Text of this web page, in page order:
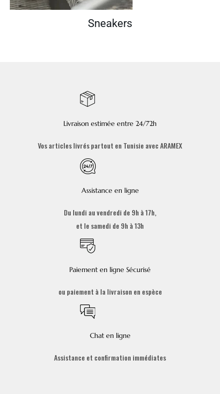
Sneakers
Livraison estimée entre 24/72h
Vos articles livrés partout en Tunisie avec ARAMEX
Assistance en ligne
Du lundi au vendredi de 9h à 17h,
et le samedi de 9h à 13h
Paiement en ligne Sécurisé
ou paiement à la livraison en espèce
Chat en ligne
Assistance et confirmation immédiates